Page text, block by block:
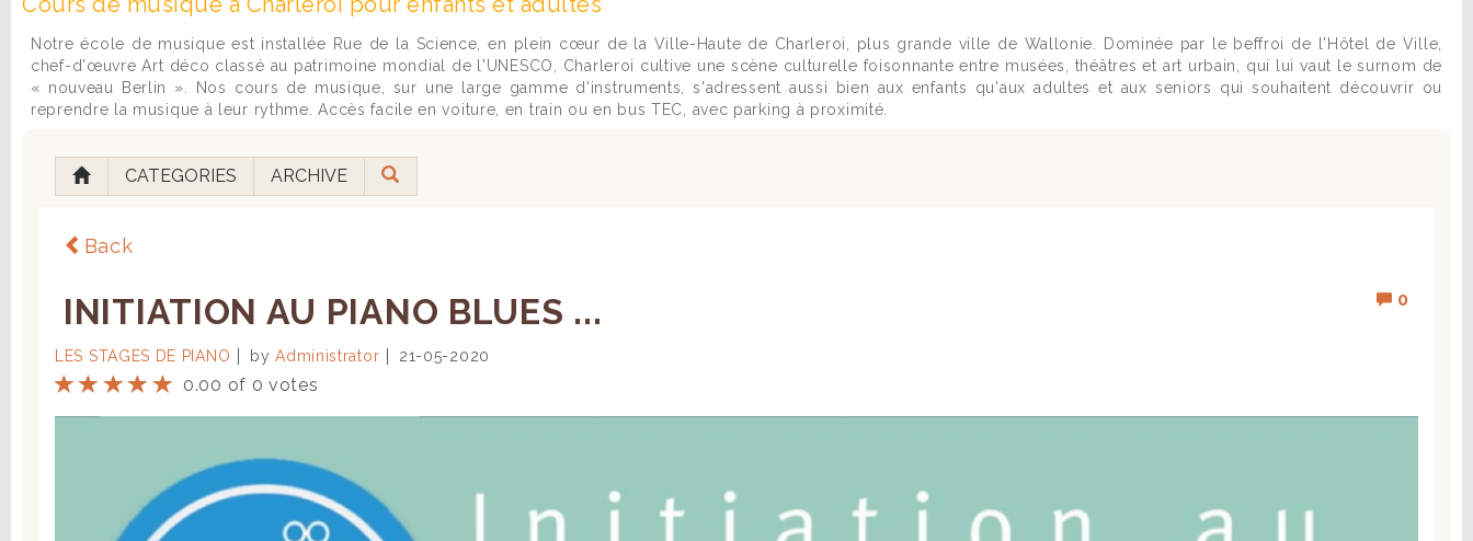
Notre école de musique est installée Rue de la Science, en plein cœur de la Ville-Haute de Charleroi, plus grande ville de Wallonie. Dominée par le beffroi de l'Hôtel de Ville,
chef-d'œuvre Art déco classé au patrimoine mondial de l'UNESCO, Charleroi cultive une scène culturelle foisonnante entre musées, théâtres et art urbain, qui lui vaut le surnom de
« nouveau Berlin ». Nos cours de musique, sur une large gamme d'instruments, s'adressent aussi bien aux enfants qu'aux adultes et aux seniors qui souhaitent découvrir ou
reprendre la musique à leur rythme. Accès facile en voiture, en train ou en bus TEC, avec parking à proximité.
CATEGORIES ARCHIVE
Back
0
INITIATION AU PIANO BLUES ...
LES STAGES DE PIANO byAdministrator 21-05-2020
0.00 of 0 votes